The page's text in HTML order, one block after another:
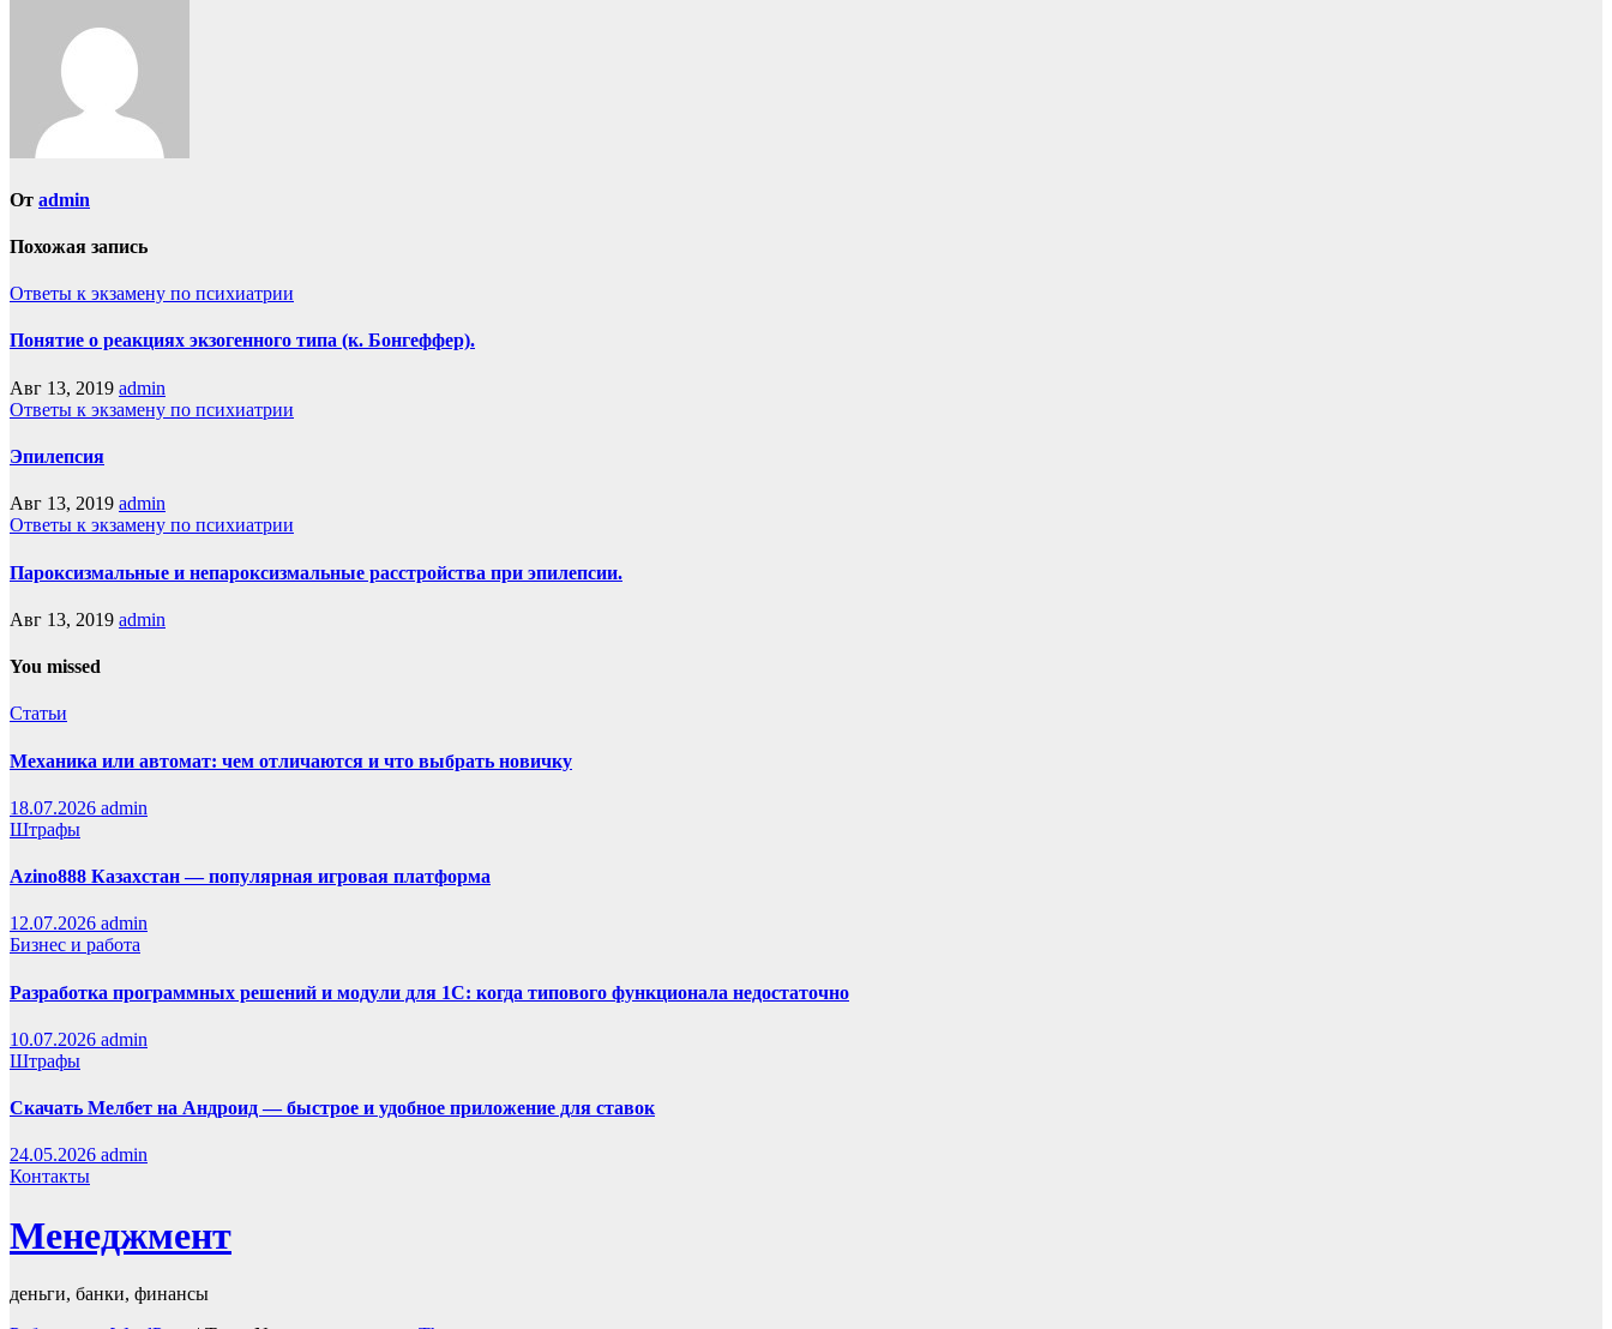
От admin
Похожая запись
Ответы к экзамену по психиатрии
Понятие о реакциях экзогенного типа (к. Бонгеффер).
Авг 13, 2019 admin
Ответы к экзамену по психиатрии
Эпилепсия
Авг 13, 2019 admin
Ответы к экзамену по психиатрии
Пароксизмальные и непароксизмальные расстройства при эпилепсии.
Авг 13, 2019 admin
You missed
Статьи
Механика или автомат: чем отличаются и что выбрать новичку
18.07.2026 admin
Штрафы
Azino888 Казахстан — популярная игровая платформа
12.07.2026 admin
Бизнес и работа
Разработка программных решений и модули для 1С: когда типового функционала недостаточно
10.07.2026 admin
Штрафы
Скачать Мелбет на Андроид — быстрое и удобное приложение для ставок
24.05.2026 admin
Контакты
Менеджмент
деньги, банки, финансы